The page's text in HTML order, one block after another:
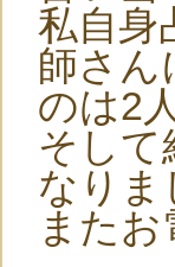
私自身
師さん
のは2
そして
なりま
また